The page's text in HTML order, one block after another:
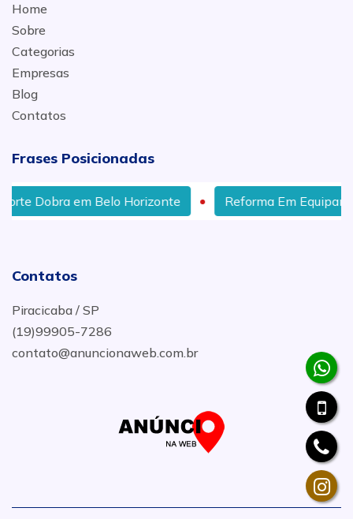
Home
Sobre
Categorias
Empresas
Blog
Contatos
Frases Posicionadas
em Belo Horizonte Reforma Em Equipamento MEP
Contatos
Piracicaba / SP
(19)99905-7286
contato@anuncionaweb.com.br